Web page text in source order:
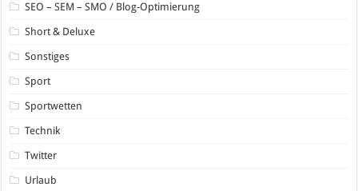
SEO – SEM – SMO / Blog-Optimierung
Short & Deluxe
Sonstiges
Sport
Sportwetten
Technik
Twitter
Urlaub